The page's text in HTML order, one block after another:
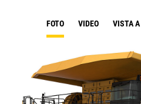
FOTO VIDEO VISTA